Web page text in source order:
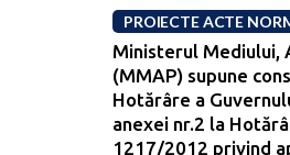
PROIECTE ACTE
Ministerul Mediului,
(MMAP) supune
Hotărâre a
anexei nr.2 la
1217/2012 privind